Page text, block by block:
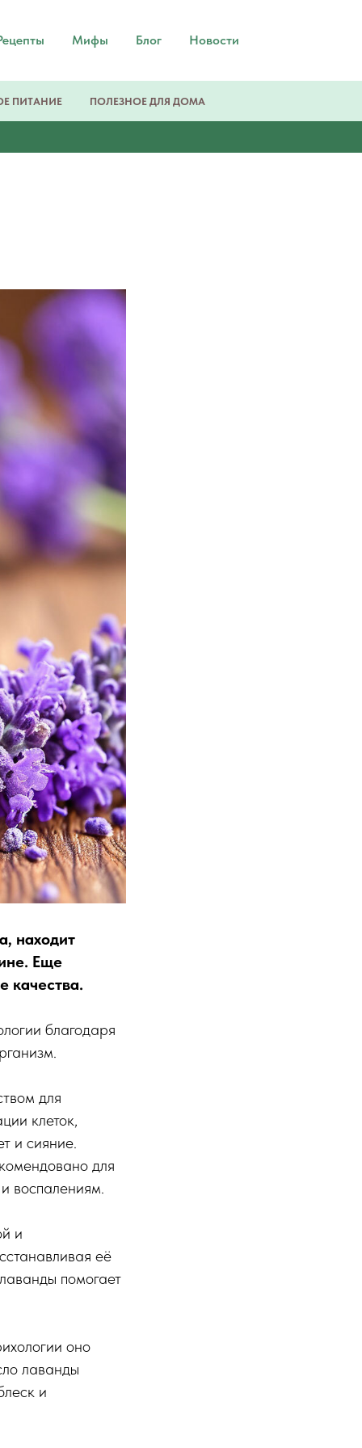
Мифы Блог Новости
ПИТАНИЕ ПОЛЕЗНОЕ ДЛЯ ДОМА
находит
Еще
качества.
благодаря
для
клеток,
и сияние.
для
воспалениям.
и
её
помогает
оно
лаванды
и